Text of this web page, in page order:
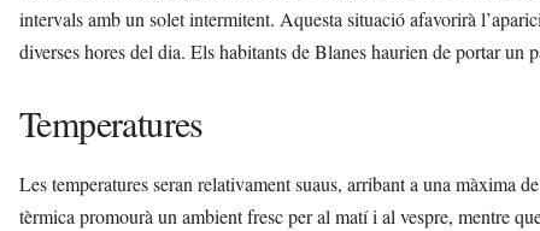
intervals amb un solet intermitent. Aquesta situació afavorirà
diverses hores del dia. Els habitants de Blanes haurien de portar un
Temperatures
Les temperatures seran relativament suaus, arribant a una màxima de
tèrmica promourà un ambient fresc per al matí i al vespre, mentre